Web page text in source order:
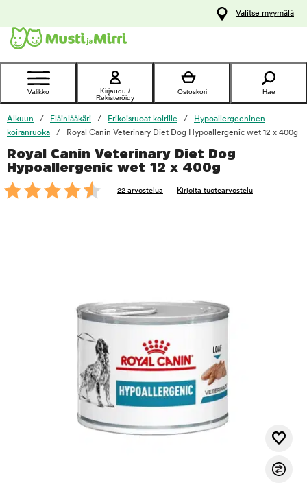
Ota yhteyttä
asiakaspalveluun
Valitse myymälä
Valikko
Kirjaudu /
Rekisteröidy
Ostoskori Hae
Alkuun Eläinlääkäri Erikoisruoat koirille
Hypoallergeeninen
koiranruoka
Royal Canin Veterinary Diet Dog Hypoallergenic wet 12 x 400g
Royal Canin Veterinary Diet Dog
Hypoallergenic wet 12 x 400g
22 arvostelua Kirjoita tuotearvostelu
foo